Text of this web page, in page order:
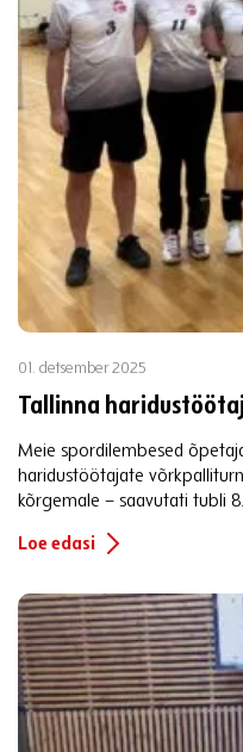
01. detsember 2025
Tallinna
Meie spordilembesed
haridustöötajate
kõrgemale – saavutati tubli
Loe edasi